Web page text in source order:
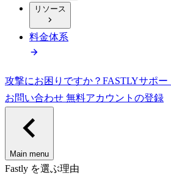
リソース
料金体系
攻撃にお困りですか？ FASTLYサポー
お問い合わせ 無料アカウントの登録
Main menu
Fastly を選ぶ理由